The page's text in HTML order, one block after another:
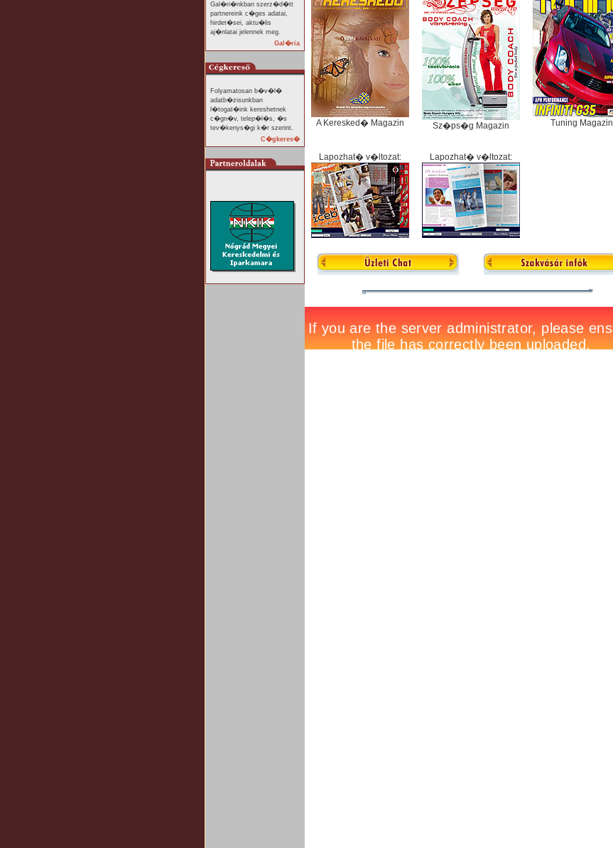
Gal�ri�nkban szerz�d�tt
partnereink c�ges adatai,
hirdet�sei, aktu�lis
aj�nlatai jelennek meg.
Gal�ria
Folyamatosan b�v�l�
adatb�zisunkban
l�togat�ink kereshetnek
c�gn�v, telep�l�s, �s
tev�kenys�gi k�r szerint.
C�gkeres�
A Keresked� Magazin Sz�ps�g Magazin Tuning Magazin
Lapozhat� v�ltozat: Lapozhat� v�ltozat: